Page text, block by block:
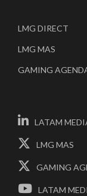
LMG DIRECT
LMG MAS
GAMING
LATAM
LMG MAS
GAMING
LATAM